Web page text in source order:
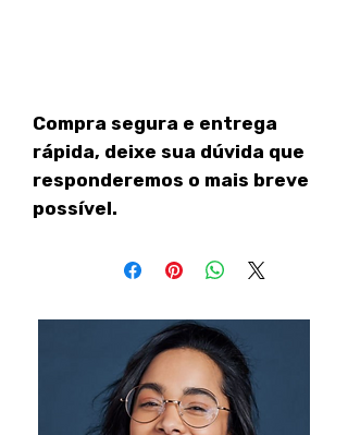
Compra segura e entrega
rápida, deixe sua dúvida que
responderemos o mais breve
possível.